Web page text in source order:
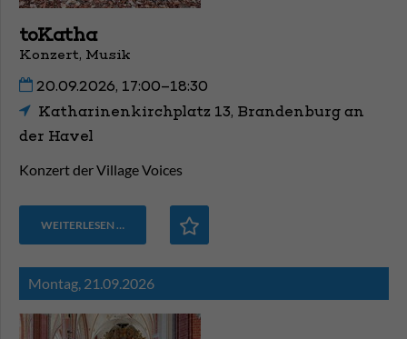
toKatha
Konzert, Musik
20.09.2026, 17:00–18:30
Katharinenkirchplatz 13, Brandenburg an
der Havel
Konzert der Village Voices
WEITERLESEN …
Montag, 21.09.2026